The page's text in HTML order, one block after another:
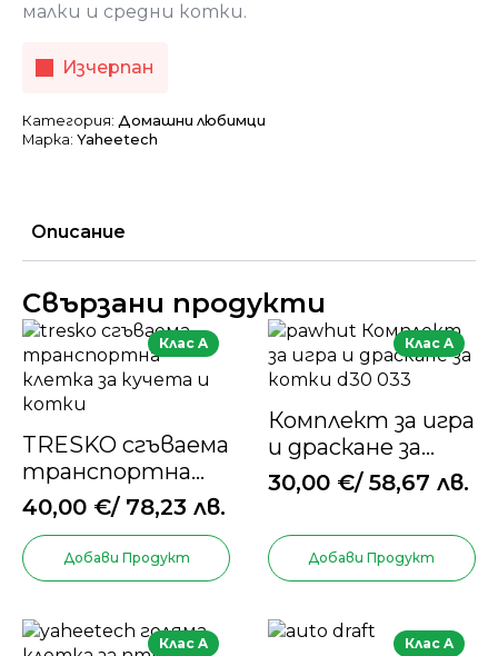
малки и средни котки.
Изчерпан
Категория: Домашни любимци
Марка: Yaheetech
Описание
Свързани продукти
Клас A
TRESKO сгъваема
транспортна
клетка за кучета
и котки
40,00 €/ 78,23 лв.
Добави Продукт
Клас A
Комплект за игра
и драскане за
котки
30,00 €/ 58,67 лв.
Добави Продукт
Клас A Клас A